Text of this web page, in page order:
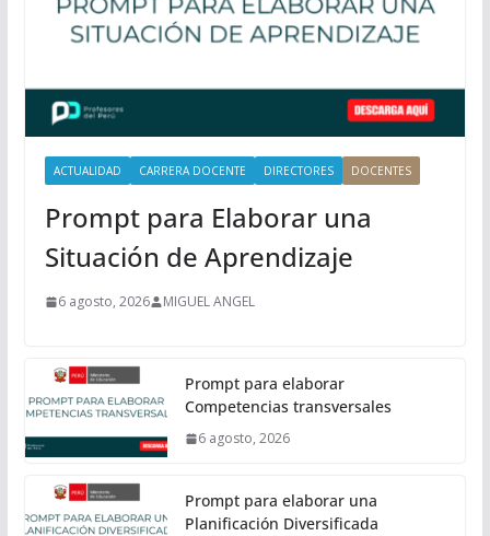
a
ACTUALIDAD CARRERA DOCENTE DIRECTORES DOCENTES
Prompt para Elaborar una
Situación de Aprendizaje
6 agosto, 2026 MIGUEL ANGEL
Prompt para elaborar
Competencias transversales
6 agosto, 2026
Prompt para elaborar una
Planificación Diversificada